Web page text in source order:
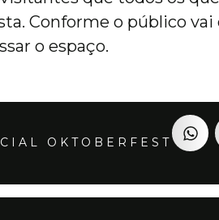
Conforme o público vai
o espaço.
OKTOBERFEST